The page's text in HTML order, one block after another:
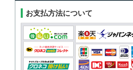
お支払方法について